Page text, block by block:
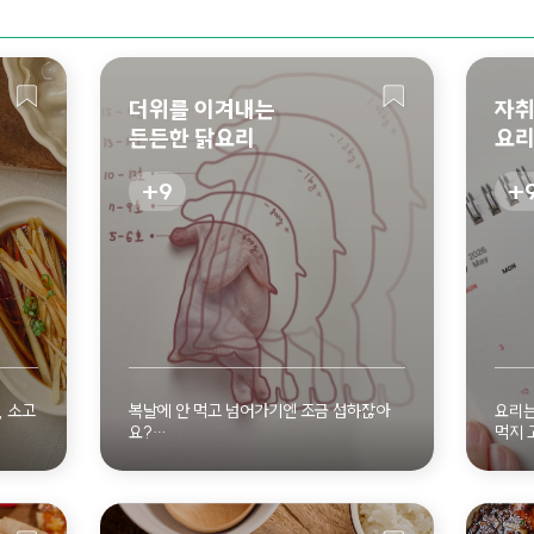
소고
보기
더위를 이겨내는
든든한 닭요리
9
복날에 안 먹고 넘어가기엔 조금 섭하잖아
요?
모음
자세히 보기
자
요
요리
먹지
먼